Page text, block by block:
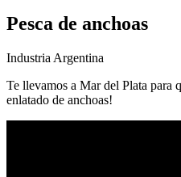
Pesca de anchoas
Industria Argentina
Te llevamos a Mar del Plata para
enlatado de anchoas!